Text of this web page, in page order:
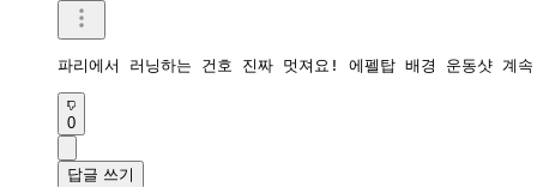
파리에서 러닝하는 건호 진짜 멋져요! 에펠탑 배경 운동샷 계
0
답글 쓰기